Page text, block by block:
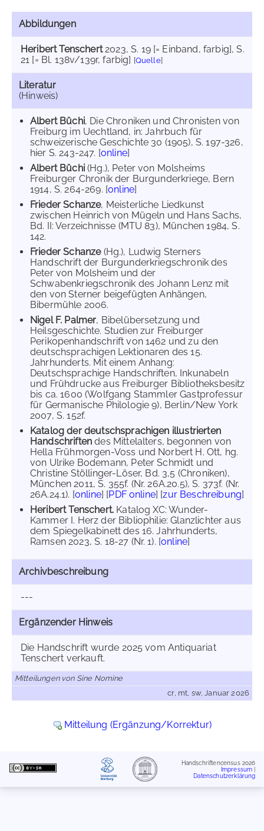
Abbildungen
Heribert Tenschert2023, S. 19 [= Einband, farbig], S.
21 [= Bl. 138v/139r, farbig] [Quelle]
Literatur
(Hinweis)
Albert Büchi, Die Chroniken und Chronisten von
Freiburg im Uechtland, in: Jahrbuch für
schweizerische Geschichte 30 (1905), S. 197-326,
hier S. 243-247. [online]
Albert Büchi(Hg.), Peter von Molsheims
Freiburger Chronik der Burgunderkriege, Bern
1914, S. 264-269. [online]
Frieder Schanze, Meisterliche Liedkunst
zwischen Heinrich von Mügeln und Hans Sachs,
Bd. II: Verzeichnisse (MTU 83), München 1984, S.
142.
Frieder Schanze (Hg.), Ludwig Sterners
Handschrift der Burgunderkriegschronik des
Peter von Molsheim und der
Schwabenkriegschronik des Johann Lenz mit
den von Sterner beigefügten Anhängen,
Bibermühle 2006.
Nigel F. Palmer, Bibelübersetzung und
Heilsgeschichte. Studien zur Freiburger
Perikopenhandschrift von 1462 und zu den
deutschsprachigen Lektionaren des 15.
Jahrhunderts. Mit einem Anhang:
Deutschsprachige Handschriften, Inkunabeln
und Frühdrucke aus Freiburger Bibliotheksbesitz
bis ca. 1600 (Wolfgang Stammler Gastprofessur
für Germanische Philologie 9), Berlin/New York
2007, S. 152f.
Katalog der deutschsprachigen illustrierten
Handschriften des Mittelalters, begonnen von
Hella Frühmorgen-Voss und Norbert H. Ott, hg.
von Ulrike Bodemann, Peter Schmidt und
Christine Stöllinger-Löser, Bd. 3,5 (Chroniken),
München 2011, S. 355f. (Nr. 26A.20.5), S. 373f. (Nr.
26A.24.1). [online] [PDF online] [zur Beschreibung]
Heribert Tenschert. Katalog XC: Wunder-
Kammer I. Herz der Bibliophilie: Glanzlichter aus
dem Spiegelkabinett des 16. Jahrhunderts,
Ramsen 2023, S. 18-27 (Nr. 1). [online]
Archivbeschreibung
---
Ergänzender Hinweis
Die Handschrift wurde 2025 vom Antiquariat
Tenschert verkauft.
Mitteilungen von Sine Nomine
cr, mt, sw, Januar 2026
Mitteilung (Ergänzung/Korrektur)
Handschriftencensus 2026
Impressum
Datenschutzerklärung